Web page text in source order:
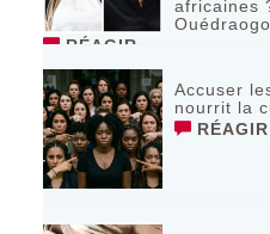
africaines
Ouédraogo
RÉAGIR
Accuser
nourrit la
RÉAGIR